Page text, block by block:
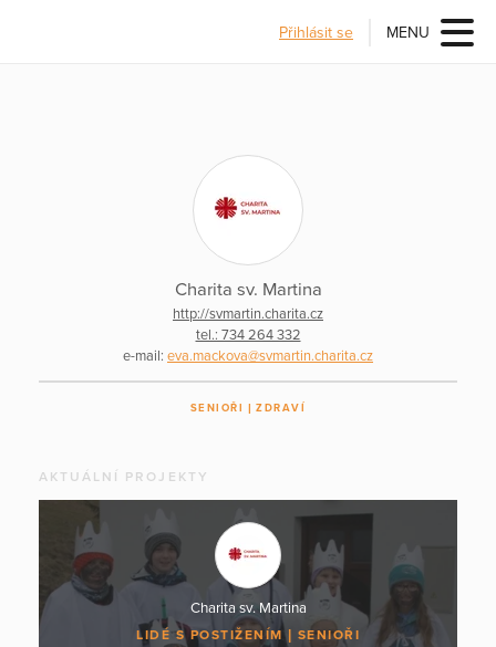
Přihlásit se MENU
Charita sv. Martina
http://svmartin.charita.cz
tel.: 734 264 332
e-mail: eva.mackova@svmartin.charita.cz
SENIOŘI ZDRAVÍ
AKTUÁLNÍ PROJEKTY
Charita sv. Martina
LIDÉ S POSTIŽENÍM SENIOŘI